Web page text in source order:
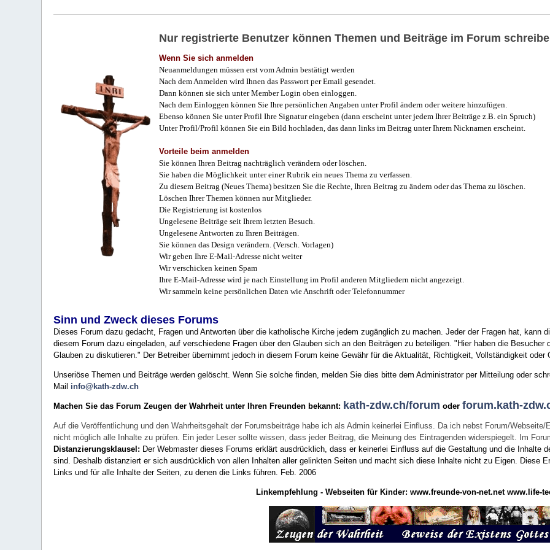
Nur registrierte Benutzer können Themen und Beiträge im Forum
Wenn Sie sich anmelden
Neuanmeldungen müssen erst vom Admin bestätigt werden
Nach dem Anmelden wird Ihnen das Passwort per Email gesendet.
Dann können sie sich unter Member Login oben einloggen.
Nach dem Einloggen können Sie Ihre persönlichen Angaben unter Profil ändern oder weitere hinzufügen.
Ebenso können Sie unter Profil Ihre Signatur eingeben (dann erscheint unter jedem Ihrer Beiträge z.B. ein Spruch)
Unter Profil/Profil können Sie ein Bild hochladen, das dann links im Beitrag unter Ihrem Nicknamen erscheint.
Vorteile beim anmelden
Sie können Ihren Beitrag nachträglich verändern oder löschen.
Sie haben die Möglichkeit unter einer Rubrik ein neues Thema zu verfassen.
Zu diesem Beitrag (Neues Thema) besitzen Sie die Rechte, Ihren Beitrag zu ändern oder das Thema zu löschen.
Löschen Ihrer Themen können nur Mitglieder.
Die Registrierung ist kostenlos
Ungelesene Beiträge seit Ihrem letzten Besuch.
Ungelesene Antworten zu Ihren Beiträgen.
Sie können das Design verändern. (Versch. Vorlagen)
Wir geben Ihre E-Mail-Adresse nicht weiter
Wir verschicken keinen Spam
Ihre E-Mail-Adresse wird je nach Einstellung im Profil anderen Mitgliedern nicht angezeigt.
Wir sammeln keine persönlichen Daten wie Anschrift oder Telefonnummer
Sinn und Zweck dieses Forums
Dieses Forum dazu gedacht, Fragen und Antworten über die katholische Kirche jedem zugänglich zu machen. Jeder der Fragen hat, kann
diesem Forum dazu eingeladen, auf verschiedene Fragen über den Glauben sich an den Beiträgen zu beteiligen. "Hier haben die
Glauben zu diskutieren." Der Betreiber übernimmt jedoch in diesem Forum keine Gewähr für die Aktualität, Richtigkeit, Vollständigkeit
Unseriöse Themen und Beiträge werden gelöscht. Wenn Sie solche finden, melden Sie dies bitte dem Administrator per Mitteilung oder
Mail info@kath-zdw.ch
Machen Sie das Forum Zeugen der Wahrheit unter Ihren Freunden bekannt: kath-zdw.ch/forum oderforum.kath-
Auf die Veröffentlichung und den Wahrheitsgehalt der Forumsbeiträge habe ich als Admin keinerlei Einfluss. Da ich nebst Forum/
nicht möglich alle Inhalte zu prüfen. Ein jeder Leser sollte wissen, dass jeder Beitrag, die Meinung des Eintragenden widerspiegelt. Im
Distanzierungsklausel: Der Webmaster dieses Forums erklärt ausdrücklich, dass er keinerlei Einfluss auf die Gestaltung und die Inhalte
sind. Deshalb distanziert er sich ausdrücklich von allen Inhalten aller gelinkten Seiten und macht sich diese Inhalte nicht zu Eigen. Diese
Links und für alle Inhalte der Seiten, zu denen die Links führen. Feb. 2006
Linkempfehlung - Webseiten für Kinder: www.freunde-von-net.net www.life-